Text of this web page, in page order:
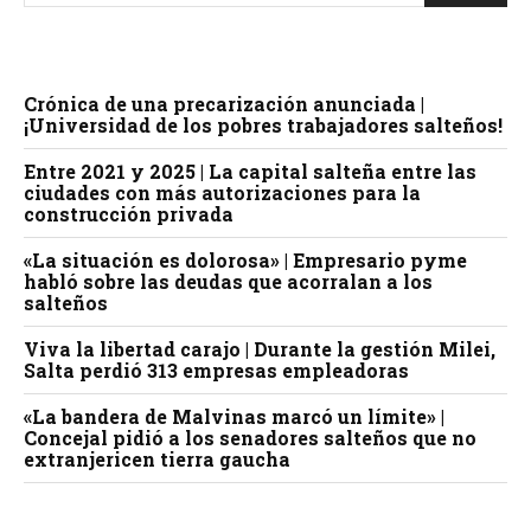
Crónica de una precarización anunciada |
¡Universidad de los pobres trabajadores salteños!
Entre 2021 y 2025 | La capital salteña entre las
ciudades con más autorizaciones para la
construcción privada
«La situación es dolorosa» | Empresario pyme
habló sobre las deudas que acorralan a los
salteños
Viva la libertad carajo | Durante la gestión Milei,
Salta perdió 313 empresas empleadoras
«La bandera de Malvinas marcó un límite» |
Concejal pidió a los senadores salteños que no
extranjericen tierra gaucha